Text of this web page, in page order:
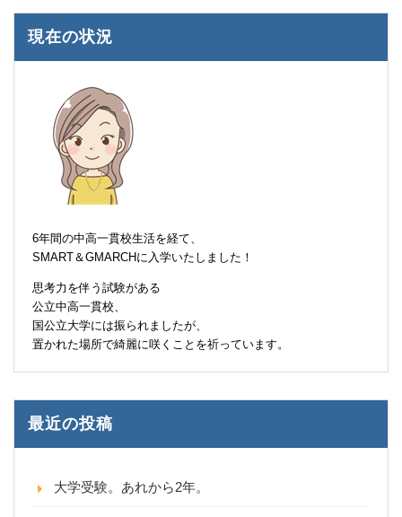
現在の状況
6年間の中高一貫校生活を経て、
SMART＆GMARCHに入学いたしました！
思考力を伴う試験がある
公立中高一貫校、
国公立大学には振られましたが、
置かれた場所で綺麗に咲くことを祈っています。
最近の投稿
大学受験。あれから2年。